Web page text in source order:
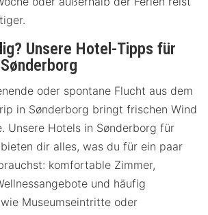
Unsere Hotel-Tipps für
oder spontane Flucht aus dem
in Sønderborg bringt frischen Wind
Unsere Hotels in Sønderborg für
dir alles, was du für ein paar
komfortable Zimmer,
und häufig
Museumseintritte oder